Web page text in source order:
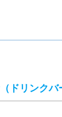
ドリンクバ